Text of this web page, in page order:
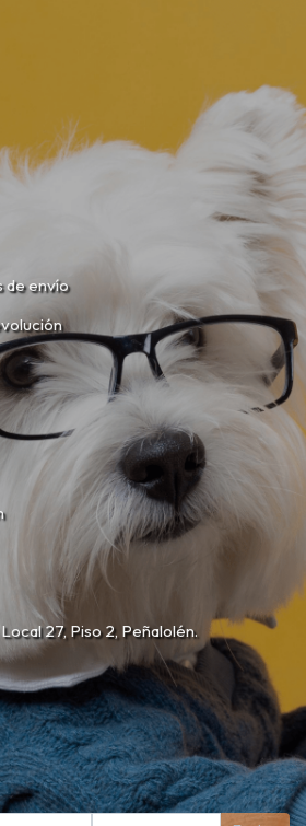
de envío
27, Piso 2, Peñalolén.